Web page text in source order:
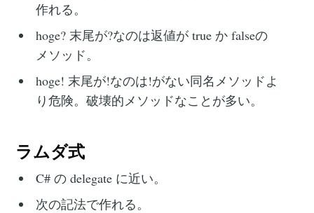
作れる。
hoge? 末尾が?なのは返値が true か falseの
メソッド。
hoge! 末尾が!なのは!がない同名メソッドよ
り危険。破壊的メソッドなことが多い。
ラムダ式
C# の delegate に近い。
次の記法で作れる。‌‌